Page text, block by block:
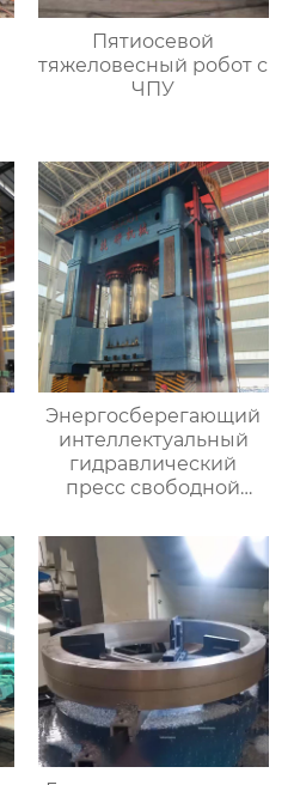
Пятиосевой
тяжеловесный робот с
ЧПУ
Энергосберегающий
интеллектуальный
гидравлический
пресс свободной